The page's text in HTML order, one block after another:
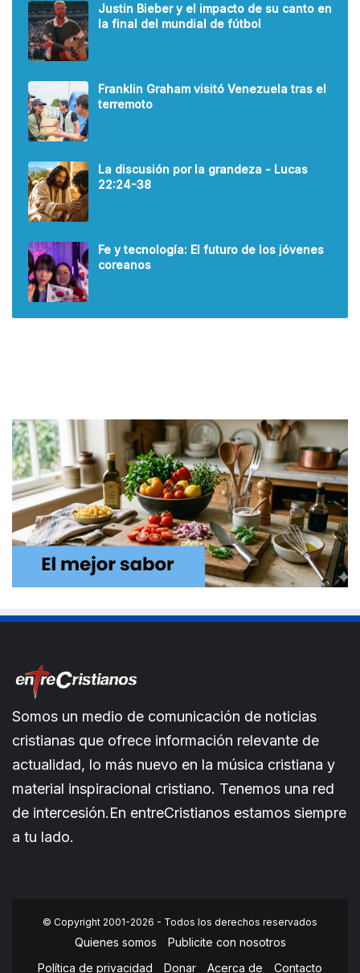
Justin Bieber y el impacto de su canto en
la final del mundial de fútbol
Franklin Graham visitó Venezuela tras el
terremoto
La discusión por la grandeza - Lucas
22:24-38
Fe y tecnología: El futuro de los jóvenes
coreanos
Somos un medio de comunicación de noticias
cristianas que ofrece información relevante de
actualidad, lo más nuevo en la música cristiana y
material inspiracional cristiano. Tenemos una red
de intercesión.En entreCristianos estamos siempre
a tu lado.
© Copyright 2001-2026 - Todos los derechos reservados
Quienes somos
Publicite con nosotros
Política de privacidad
Donar Acerca de Contacto